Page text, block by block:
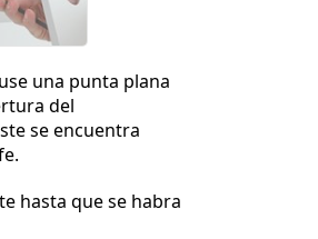
una punta plana
del
se encuentra
hasta que se habra